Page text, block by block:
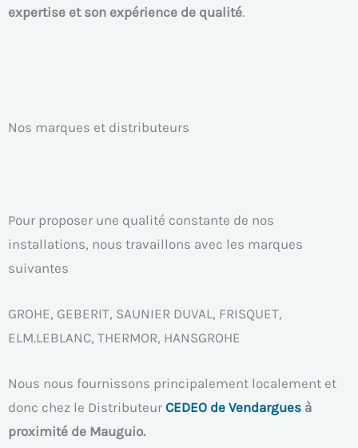
expertise et son expérience de qualité.
Nos marques et distributeurs
Pour proposer une qualité constante de nos
installations, nous travaillons avec les marques
suivantes
GROHE, GEBERIT, SAUNIER DUVAL, FRISQUET,
ELM.LEBLANC, THERMOR, HANSGROHE
Nous nous fournissons principalement localement et
donc chez le Distributeur CEDEO de Vendargues à
proximité de Mauguio.